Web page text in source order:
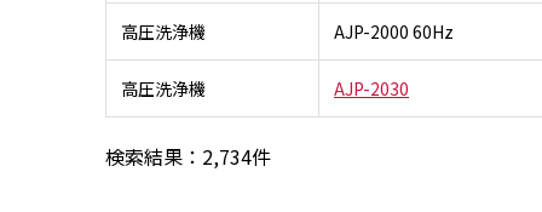
高圧洗浄機 AJP-2000 60Hz
高圧洗浄機 AJP-2030
検索結果： 2,734件